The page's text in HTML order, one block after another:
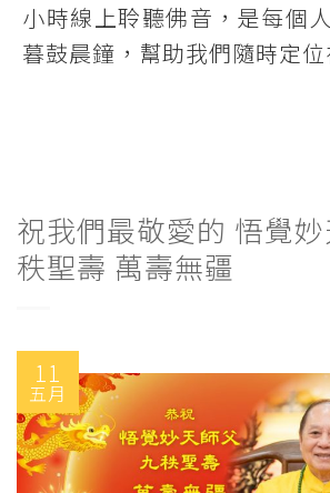
小時線上聆聽佛音，是每個
暮鼓晨鐘，幫助我們隨時定位
祝我們最敬愛的 悟覺
秩聖壽 萬壽無疆
11
五月